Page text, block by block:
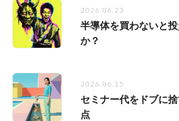
2026.06.23
半導体を買わないと
か？
2026.06.15
セミナー代をドブに
点